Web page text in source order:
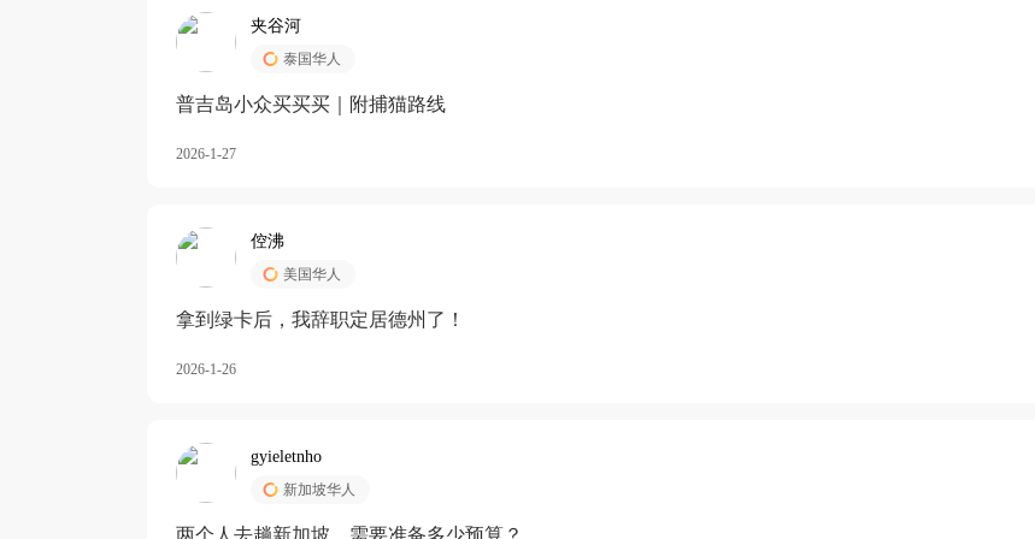
夹谷河
泰国华人
️普吉岛小众买买买｜附捕猫路线
2026-1-27
倥沸
美国华人
拿到绿卡后，我辞职定居德州了！
2026-1-26
gyieletnho
新加坡华人
两个人去趟新加坡，需要准备多少预算？